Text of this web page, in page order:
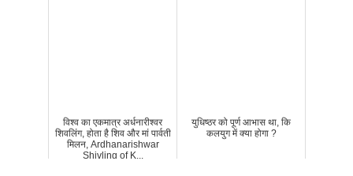
विश्व का एकमात्र अर्धनारीश्वर
शिवलिंग, होता है शिव और मां पार्वती
मिलन, Ardhanarishwar
Shivling of K...
युधिष्ठर को पूर्ण आभास था, कि
कलयुग में क्या होगा ?